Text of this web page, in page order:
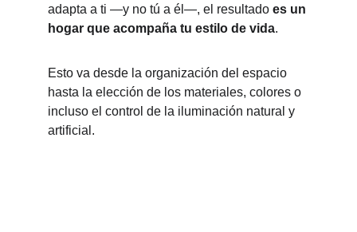
adapta a ti —y no tú a él—, el resultado es un
hogar que acompaña tu estilo de vida.
Esto va desde la organización del espacio
hasta la elección de los materiales, colores o
incluso el control de la iluminación natural y
artificial.